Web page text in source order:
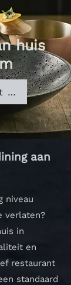
huis
Neem contact met ons op
aan
niveau
verlaten?
in
en
restaurant
standaard